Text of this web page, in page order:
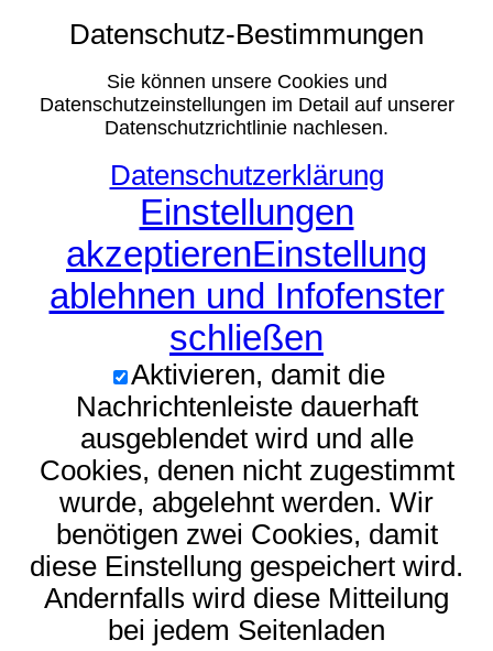
Datenschutz-Bestimmungen
Sie können unsere Cookies und
Datenschutzeinstellungen im Detail auf unserer
Datenschutzrichtlinie nachlesen.
Datenschutzerklärung
Einstellungen
akzeptierenEinstellung
ablehnen und Infofenster
schließen
Aktivieren, damit die
Nachrichtenleiste dauerhaft
ausgeblendet wird und alle
Cookies, denen nicht zugestimmt
wurde, abgelehnt werden. Wir
benötigen zwei Cookies, damit
diese Einstellung gespeichert wird.
Andernfalls wird diese Mitteilung
bei jedem Seitenladen